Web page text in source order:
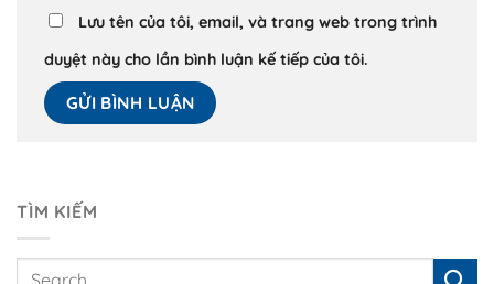
Lưu tên của tôi, email, và trang web trong trình
duyệt này cho lần bình luận kế tiếp của tôi.
TÌM KIẾM